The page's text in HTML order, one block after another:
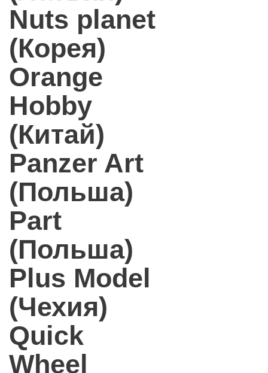
Nuts planet
(Корея)
Orange
Hobby
(Китай)
Panzer Art
(Польша)
Part
(Польша)
Plus Model
(Чехия)
Quick
Wheel